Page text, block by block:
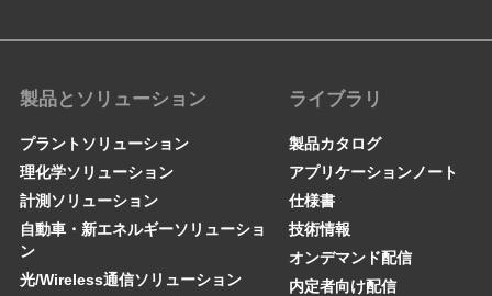
製品とソリューション
プラントソリューション
理化学ソリューション
計測ソリューション
自動車・新エネルギーソリューショ
ン
光/Wireless通信ソリューション
ライブラリ
製品カタログ
アプリケーションノート
仕様書
技術情報
オンデマンド配信
内定者向け配信